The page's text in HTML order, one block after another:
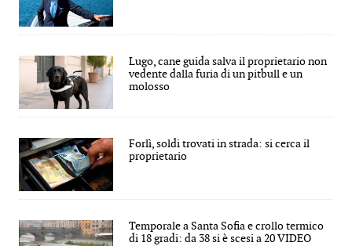
Lugo, cane guida salva il proprietario non
vedente dalla furia di un pitbull e un
molosso
Forlì, soldi trovati in strada: si cerca il
proprietario
Temporale a Santa Sofia e crollo termico
di 18 gradi: da 38 si è scesi a 20 VIDEO